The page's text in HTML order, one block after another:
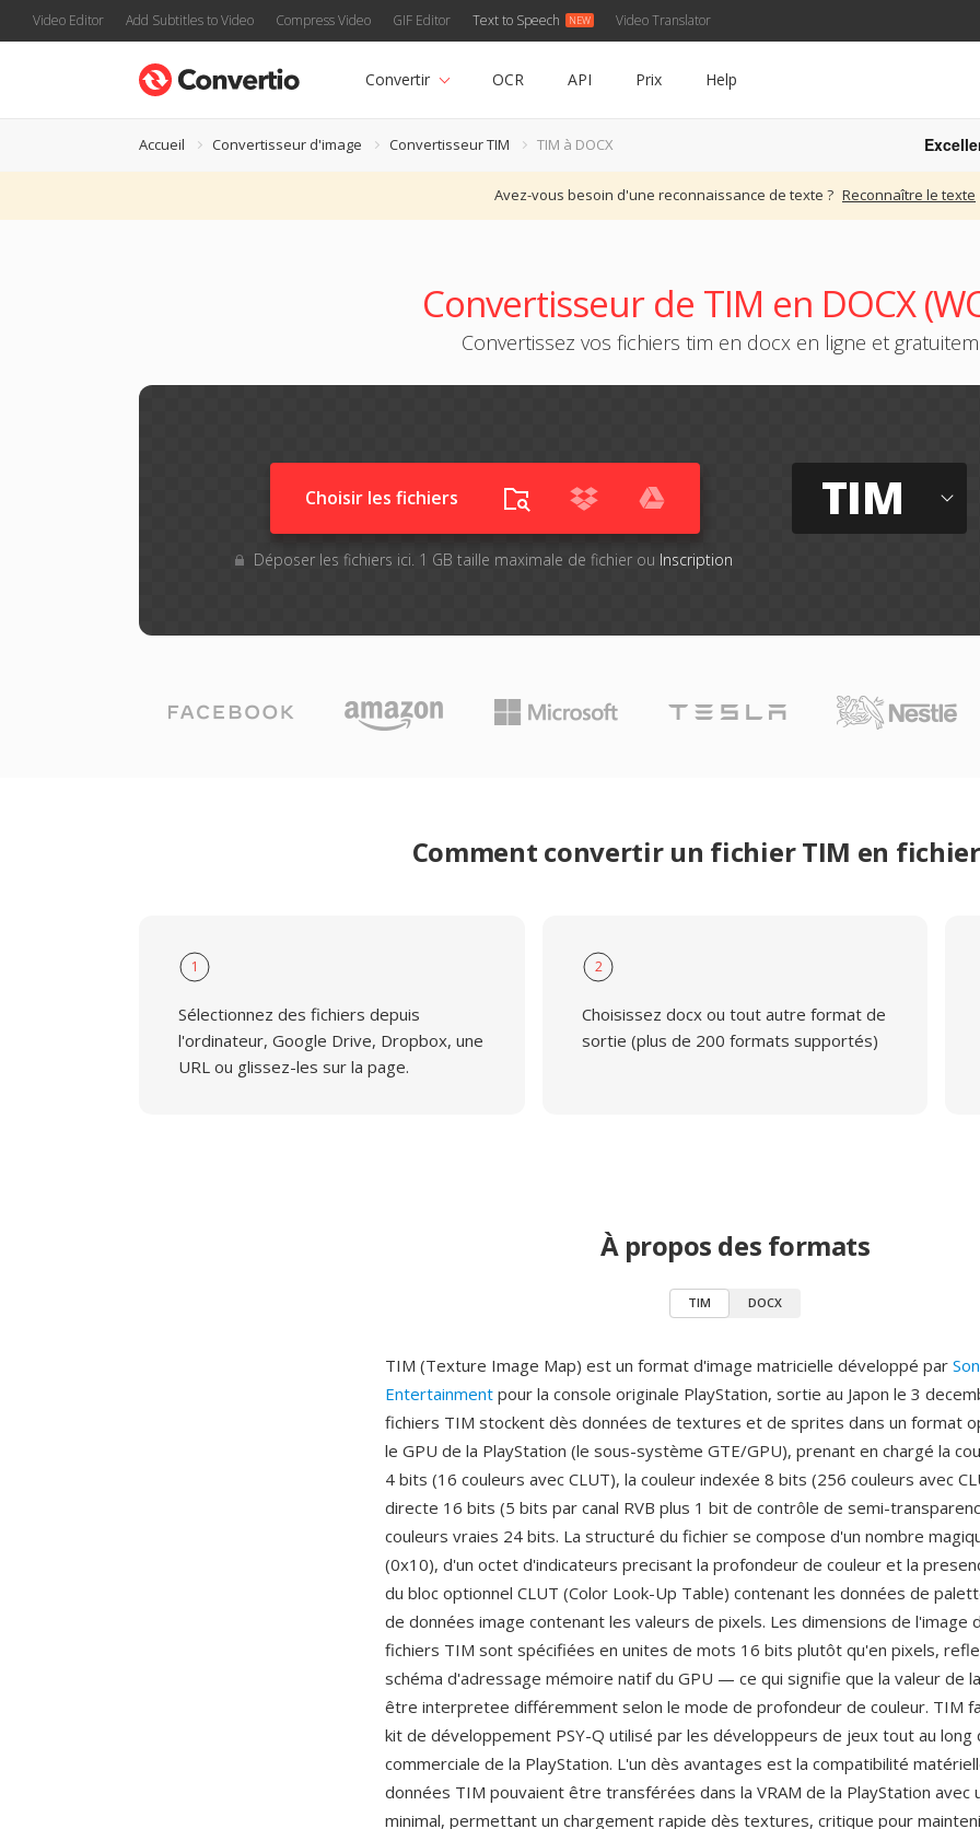
Video Editor Add Subtitles to Video Compress Video GIF Editor Text to Speech Video Translator
Convertir OCR API Prix Help
Accueil Convertisseur d'image Convertisseur TIM TIM à DOCX
Avez-vous besoin d'une reconnaissance de texte ? Reconnaître le texte
Convertisseur de TIM en DOCX
Convertissez vos fichiers tim en docx en ligne et
Choisir les fichiers
Déposer les fichiers ici. 1 GB taille maximale de fichier ou Inscription
TIM
Comment convertir un fichier TIM en fichier
1
Sélectionnez des fichiers depuis
l'ordinateur, Google Drive, Dropbox, une
URL ou glissez-les sur la page.
2
Choisissez docx ou tout autre format de
sortie (plus de 200 formats supportés)
À propos des formats
TIM DOCX
TIM (Texture Image Map) est un format d'image matricielle développé par
Entertainment pour la console originale PlayStation, sortie au Japon le 3
fichiers TIM stockent dès données de textures et de sprites dans un format
le GPU de la PlayStation (le sous-système GTE/GPU), prenant en chargé la
4 bits (16 couleurs avec CLUT), la couleur indexée 8 bits (256 couleurs avec
directe 16 bits (5 bits par canal RVB plus 1 bit de contrôle de semi-
couleurs vraies 24 bits. La structuré du fichier se compose d'un nombre
(0x10), d'un octet d'indicateurs precisant la profondeur de couleur et la
du bloc optionnel CLUT (Color Look-Up Table) contenant les données de
de données image contenant les valeurs de pixels. Les dimensions de l'image
fichiers TIM sont spécifiées en unites de mots 16 bits plutôt qu'en pixels,
schéma d'adressage mémoire natif du GPU — ce qui signifie que la valeur de
être interpretee différemment selon le mode de profondeur de couleur. TIM
kit de développement PSY-Q utilisé par les développeurs de jeux tout au long
commerciale de la PlayStation. L'un dès avantages est la compatibilité
données TIM pouvaient être transférées dans la VRAM de la PlayStation avec
minimal, permettant un chargement rapide dès textures, critique pour